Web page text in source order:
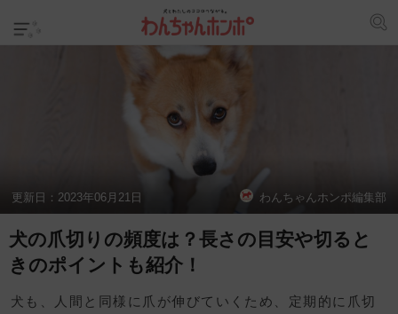
更新日： 2023年06月21日 わんちゃんホンポ編集部
犬の爪切りの頻度は？長さの目安や切ると
きのポイントも紹介！
犬も、人間と同様に爪が伸びていくため、定期的に爪切